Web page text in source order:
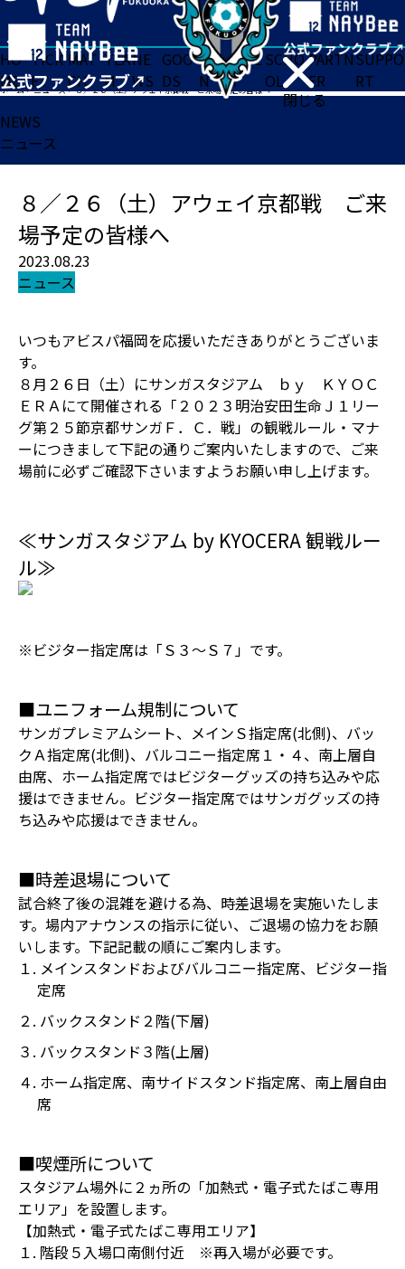
閉じる
HO
ME
TICK
ET
MAT
CH
TEA
M
NE
WS
GOO
DS
FA
N
ACADE
MY
SCHO
OL
PARTN
ER
SUPPO
RT
ホーム>ニュース>８／２６（土）アウェイ京都戦 ご来場予定の皆様へ
NEWS
ニュース
８／２６（土）アウェイ京都戦 ご来
場予定の皆様へ
2023.08.23
ニュース
いつもアビスパ福岡を応援いただきありがとうございま
す。
８月２６日（土）にサンガスタジアム ｂｙ ＫＹＯＣ
ＥＲＡにて開催される「２０２３明治安田生命Ｊ１リー
グ第２５節京都サンガＦ．Ｃ．戦」の観戦ルール・マナ
ーにつきまして下記の通りご案内いたしますので、ご来
場前に必ずご確認下さいますようお願い申し上げます。
≪サンガスタジアム by KYOCERA 観戦ルー
ル≫
※ビジター指定席は「Ｓ３～Ｓ７」です。
■ユニフォーム規制について
サンガプレミアムシート、メインＳ指定席(北側)、バッ
クＡ指定席(北側)、バルコニー指定席１・４、南上層自
由席、ホーム指定席ではビジターグッズの持ち込みや応
援はできません。ビジター指定席ではサンガグッズの持
ち込みや応援はできません。
■時差退場について
試合終了後の混雑を避ける為、時差退場を実施いたしま
す。場内アナウンスの指示に従い、ご退場の協力をお願
いします。下記記載の順にご案内します。
１. メインスタンドおよびバルコニー指定席、ビジター指
定席
２. バックスタンド２階(下層)
３. バックスタンド３階(上層)
４. ホーム指定席、南サイドスタンド指定席、南上層自由
席
■喫煙所について
スタジアム場外に２ヵ所の「加熱式・電子式たばこ専用
エリア」を設置します。
【加熱式・電子式たばこ専用エリア】
１. 階段５入場口南側付近 ※再入場が必要です。